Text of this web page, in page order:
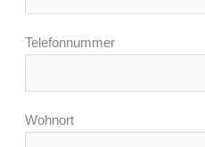
Telefonnummer
Wohnort